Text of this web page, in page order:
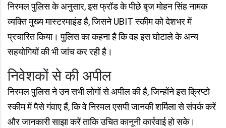
निरमल पुलिस के अनुसार, इस फ्रॉड के पीछे बृज मोहन सिंह नामक
व्यक्ति मुख्य मास्टरमाइंड है, जिसने UBIT स्कीम को देशभर में
प्रचारित किया। पुलिस का कहना है कि वह इस घोटाले के अन्य
सहयोगियों की भी जांच कर रही है।
निवेशकों से की अपील
निरमल पुलिस ने उन सभी लोगों से अपील की है, जिन्होंने इस क्रिप्टो
स्कीम में पैसे गंवाए हैं, कि वे निरमल एसपी जानकी शर्मिला से संपर्क करें
और जानकारी साझा करें ताकि उचित कानूनी कार्रवाई हो सके।